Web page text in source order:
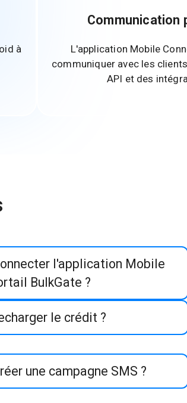
à
Communication
L'application Mobile
communiquer avec les
API et des
l'application Mobile
BulkGate ?
le crédit ?
une campagne SMS ?